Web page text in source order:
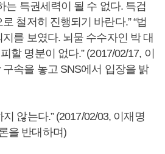
는 특권세력이 될 수 없다. 특검
철저히 진행되기 바란다.” “법
를 보였다. 뇌물 수수자인 박 대
할 명분이 없다.” (2017/02/17, 이
속을 놓고 SNS에서 입장을 밝
않는다.” (2017/02/03, 이재명
을 반대하며)